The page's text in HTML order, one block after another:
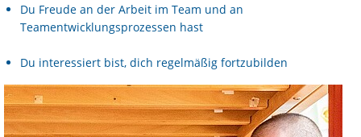
Du Freude an der Arbeit im Team und an
Teamentwicklungsprozessen hast
Du interessiert bist, dich regelmäßig fortzubilden